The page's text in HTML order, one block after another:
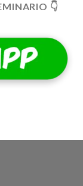
👇